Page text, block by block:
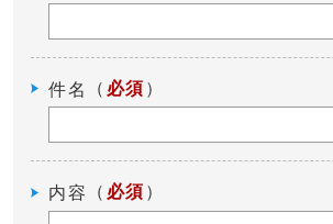
件名 （ 必須 ）
内容 （ 必須 ）